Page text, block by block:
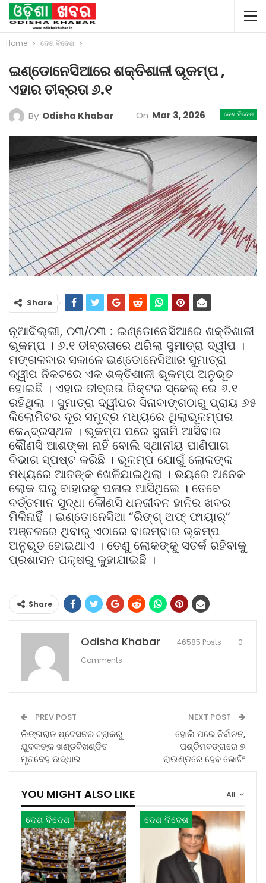
Home ଦେଶ ବିଦେଶ
ଇଣ୍ଡୋନେସିଆରେ ଶକ୍ତିଶାଳୀ ଭୂକମ୍ପ ,
ଏହାର ତୀବ୍ରତା ୬.୧
ଦେଶ ବିଦେଶ
By Odisha Khabar On Mar 3, 2026
Share
ନୂଆଦିଲ୍ଲୀ, ୦୩/୦୩ : ଇଣ୍ଡୋନେସିଆରେ ଶକ୍ତିଶାଳୀ
ଭୂକମ୍ପ । ୬.୧ ତୀବ୍ରତାରେ ଥରିଲା ସୁମାତ୍ରା ଦ୍ୱୀପ ।
ମଙ୍ଗଳବାର ସକାଳେ ଇଣ୍ଡୋନେସିଆର ସୁମାତ୍ରା
ଦ୍ୱୀପ ନିକଟରେ ଏକ ଶକ୍ତିଶାଳୀ ଭୂକମ୍ପ ଅନୁଭୂତ
ହୋଇଛି । ଏହାର ତୀବ୍ରତା ରିକ୍ଟର ସ୍କେଲ୍ ରେ ୬.୧
ରହିଥିଲା । ସୁମାତ୍ରା ଦ୍ୱୀପର ସିନାବାଙ୍ଗଠାରୁ ପ୍ରାୟ ୬୫
କିଲୋମିଟର ଦୂର ସମୁଦ୍ର ମଧ୍ୟରେ ଥିଲାଭୂକମ୍ପର
କେନ୍ଦ୍ରସ୍ଥଳ । ଭୂକମ୍ପ ପରେ ସୁନାମି ଆସିବାର
କୌଣସି ଆଶଙ୍କା ନାହିଁ ବୋଲି ସ୍ଥାନୀୟ ପାଣିପାଗ
ବିଭାଗ ସ୍ପଷ୍ଟ କରିଛି । ଭୂକମ୍ପ ଯୋଗୁଁ ଲୋକଙ୍କ
ମଧ୍ୟରେ ଆତଙ୍କ ଖେଳିଯାଇଥିଲା । ଭୟରେ ଅନେକ
ଲୋକ ଘରୁ ବାହାରକୁ ପଳାଇ ଆସିଥିଲେ । ତେବେ
ବର୍ତ୍ତମାନ ସୁଦ୍ଧା କୌଣସି ଧନଜୀବନ ହାନିର ଖବର
ମିଳିନାହିଁ । ଇଣ୍ଡୋନେସିଆ “ରିଙ୍ଗ୍ ଅଫ୍ ଫାୟାର୍”
ଅଞ୍ଚଳରେ ଥିବାରୁ ଏଠାରେ ବାରମ୍ବାର ଭୂକମ୍ପ
ଅନୁଭୂତ ହୋଇଥାଏ । ତେଣୁ ଲୋକଙ୍କୁ ସତର୍କ ରହିବାକୁ
ପ୍ରଶାସନ ପକ୍ଷରୁ କୁହାଯାଇଛି ।
Share
Odisha Khabar 46585 Posts
0
Comments
PREV POST
ଲିଙ୍ଗରାଜ ଷ୍ଟେସନର ଟ୍ରାକରୁ
ଯୁବକଙ୍କ ଖଣ୍ଡବିଖଣ୍ଡିତ
ମୃତଦେହ ଉଦ୍ଧାର
NEXT POST
ହୋଲି ପରେ ନିର୍ବାଚନ,
ପଶ୍ଚିମବଙ୍ଗରେ ୭
ରାଉଣ୍ଡରେ ହେବ ଭୋଟିଂ
All
YOU MIGHT ALSO LIKE
ଦେଶ ବିଦେଶ ଦେଶ ବିଦେଶ